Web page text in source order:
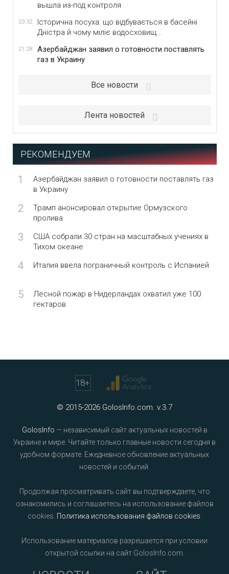
вышла из-под контроля
23:32
Історична посуха: що відбувається в басейні
Дністра й чому міліє водосховищ...
21:28
Азербайджан заявил о готовности поставлять
газ в Украину
Все новости
Лента новостей
РЕКОМЕНДУЕМ
1
Азербайджан заявил о готовности поставлять газ
в Украину
2
Трамп анонсировал открытие Ормузского
пролива
3
США собрали 30 стран на масштабных учениях в
Тихом океане
4 Италия ввела пограничный контроль с Испанией
5
Лесной пожар в Нидерландах охватил уже 100
гектаров
18+
© 2015-2026 GolosInfo.com. v.3.7
GolosInfo — независимый сайт актуальных новостей в
Украине и мире. Читайте только главные новости сегодня в
удобном формате. Ежедневное обновление актуальных
новостей и событий.
Продолжая просматривать сайт вы подтверждаете, что
ознакомились и соглашаетесь на использование файлов
cookies. Политика использования файлов cookies
Использование материалов разрешается при условии
открытой ссылки на сайт GolosInfo.com.